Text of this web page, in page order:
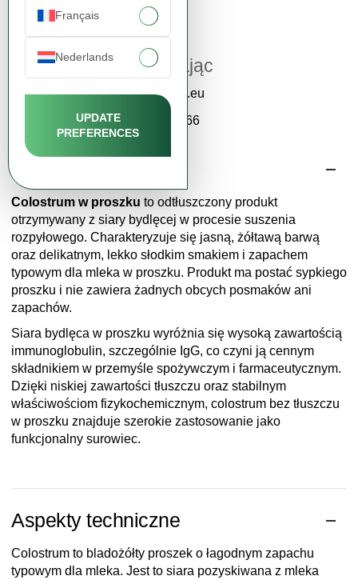
Français
Nederlands
UPDATE
PREFERENCES
Opis produktu
Colostrum w proszku to odtłuszczony produkt
otrzymywany z siary bydlęcej w procesie suszenia
rozpyłowego. Charakteryzuje się jasną, żółtawą barwą
oraz delikatnym, lekko słodkim smakiem i zapachem
typowym dla mleka w proszku. Produkt ma postać sypkiego
proszku i nie zawiera żadnych obcych posmaków ani
zapachów.
Siara bydlęca w proszku wyróżnia się wysoką zawartością
immunoglobulin, szczególnie IgG, co czyni ją cennym
składnikiem w przemyśle spożywczym i farmaceutycznym.
Dzięki niskiej zawartości tłuszczu oraz stabilnym
właściwościom fizykochemicznym, colostrum bez tłuszczu
w proszku znajduje szerokie zastosowanie jako
funkcjonalny surowiec.
Aspekty techniczne
Colostrum to bladożółty proszek o łagodnym zapachu
typowym dla mleka. Jest to siara pozyskiwana z mleka
Wsparcie klienta
Katarzyna Zając
contact@fdcm.eu
+48 577 124 466